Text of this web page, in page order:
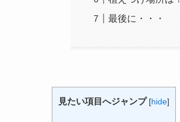
最後に・・・
見たい項目へジャンプ [hide]